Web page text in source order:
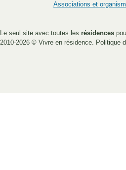
Associations et
Le seul site avec toutes les résidences
2010-2026 © Vivre en résidence Politique